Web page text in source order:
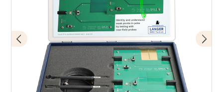
Erfassen von Störaussendung - Magnetfeldsonde RF-R
50-1 über Demonstrationsboard SA 11
Erfassen von Störaussendung - E-Feldsonde RF-E 05
über Demonstrationsboard SA 21
Lieferumfang EMC-Basic 2 set